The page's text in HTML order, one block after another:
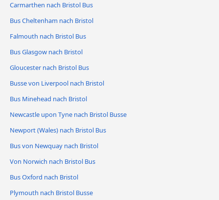
Carmarthen nach Bristol Bus
Bus Cheltenham nach Bristol
Falmouth nach Bristol Bus
Bus Glasgow nach Bristol
Gloucester nach Bristol Bus
Busse von Liverpool nach Bristol
Bus Minehead nach Bristol
Newcastle upon Tyne nach Bristol Busse
Newport (Wales) nach Bristol Bus
Bus von Newquay nach Bristol
Von Norwich nach Bristol Bus
Bus Oxford nach Bristol
Plymouth nach Bristol Busse